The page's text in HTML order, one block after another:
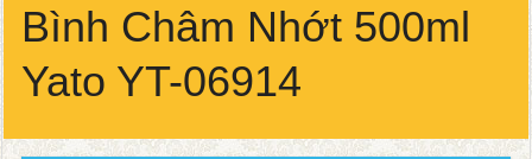
Bình Châm Nhớt 500ml
Yato YT-06914